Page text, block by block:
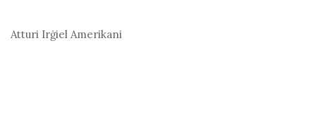
Atturi Irġiel Amerikani